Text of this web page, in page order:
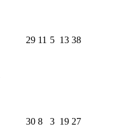
29 11 5 13 38
30 8 3 19 27